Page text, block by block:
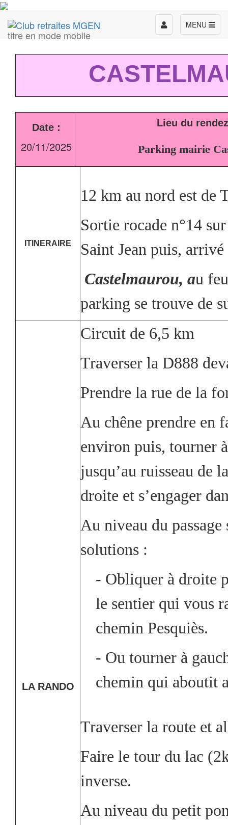
titre en mode mobile
MENU
Toggle
navigation
Date :
20/11/2025
Lieu du
Parking mairie
ITINERAIRE
12 km au nord est de
Sortie rocade n°14
Saint Jean puis, arrivé
Castelmaurou, au
parking se trouve de
LA RANDO
Circuit de 6,5 km
Traverser la D888
Prendre la rue de la
Au chêne prendre en
environ puis, tourner
jusqu’au ruisseau de
droite et s’engager
Au niveau du
solutions :
- Obliquer à droite
le sentier qui vous
chemin Pesquiès.
- Ou tourner à
chemin qui aboutit
Traverser la route et
Faire le tour du lac
inverse.
Au niveau du petit